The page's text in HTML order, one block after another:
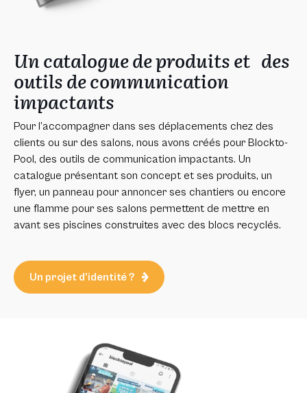
Un catalogue de produits et des
outils de communication
impactants
Pour l’accompagner dans ses déplacements chez des
clients ou sur des salons, nous avons créés pour Blockto-
Pool, des outils de communication impactants. Un
catalogue présentant son concept et ses produits, un
flyer, un panneau pour annoncer ses chantiers ou encore
une flamme pour ses salons permettent de mettre en
avant ses piscines construites avec des blocs recyclés.
Un projet d’identité ?